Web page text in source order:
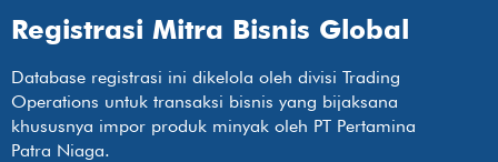
Registrasi Mitra Bisnis Global
Database registrasi ini dikelola oleh divisi Trading
Operations untuk transaksi bisnis yang bijaksana
khususnya impor produk minyak oleh PT Pertamina
Patra Niaga.